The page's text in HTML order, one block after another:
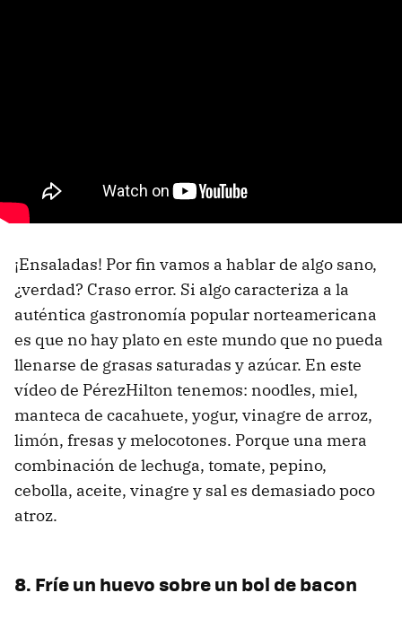
¡Ensaladas! Por fin vamos a hablar de algo sano,
¿verdad? Craso error. Si algo caracteriza a la
auténtica gastronomía popular norteamericana
es que no hay plato en este mundo que no pueda
llenarse de grasas saturadas y azúcar. En este
vídeo de PérezHilton tenemos: noodles, miel,
manteca de cacahuete, yogur, vinagre de arroz,
limón, fresas y melocotones. Porque una mera
combinación de lechuga, tomate, pepino,
cebolla, aceite, vinagre y sal es demasiado poco
atroz.
8. Fríe un huevo sobre un bol de bacon